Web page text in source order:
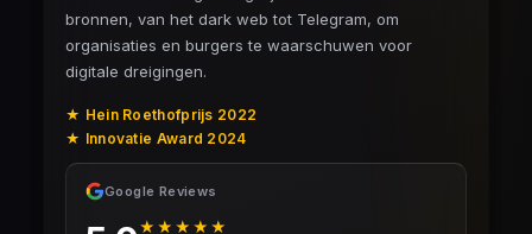
er bent?'
bronnen, van het dark web tot Telegram, om
organisaties en burgers te waarschuwen voor
digitale dreigingen.
★ Hein Roethofprijs 2022
★ Innovatie Award 2024
Google Reviews
★★★★★